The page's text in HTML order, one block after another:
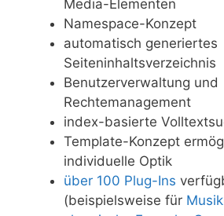
Media-Elementen
Namespace-Konzept
automatisch generiertes
Seiteninhaltsverzeichnis
Benutzerverwaltung und
Rechtemanagement
index-basierte
Template-Konzept
individuelle Optik
über 100 Plug-Ins
(beispielsweise für